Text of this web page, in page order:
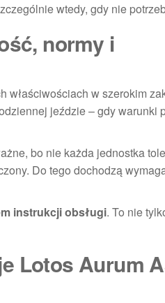
wtedy, gdy nie
normy i
właściwościach w szerokim
jeździe – gdy warunki
bo nie każda jednostka
Do tego dochodzą
instrukcji obsługi. To nie
Lotos Aurum